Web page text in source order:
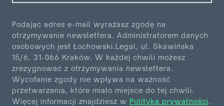
Podając adres e-mail wyrażasz zgodę na
otrzymywanie newslettera. Administratorem danych
osobowych jest Łochowski.Legal, ul. Skawińska
15/6, 31-066 Kraków. W każdej chwili możesz
zrezygnować z otrzymywania newslettera.
Wycofanie zgody nie wpływa na ważność
przetwarzania, które miało miejsce do tej chwili.
Więcej informacji znajdziesz w Polityka prywatności.